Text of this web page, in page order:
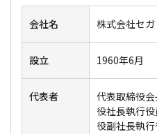
会社名 株式会社セガ
設立 1960年6月
代表者
代表取締役
役社長執行
役副社長執